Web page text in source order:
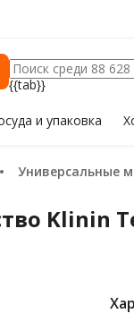
{{tab}}
и упаковка
Универсальные моющие и
Klinin